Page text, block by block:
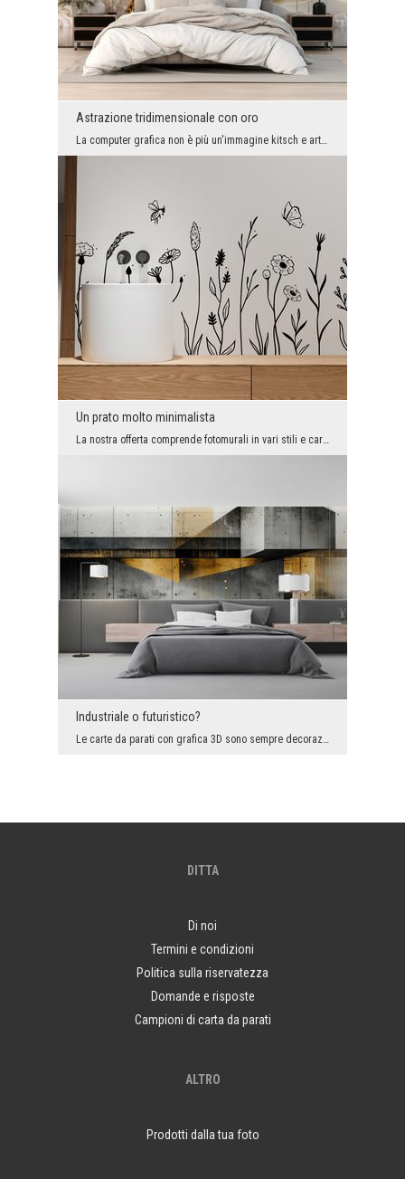
Astrazione tridimensionale con oro
La computer grafica non è più un'immagine kitsch e artificiale. Ora le varianti ispirate alla nat...
Un prato molto minimalista
La nostra offerta comprende fotomurali in vari stili e caratteri, così ognuno troverà qualcosa di...
Industriale o futuristico?
Le carte da parati con grafica 3D sono sempre decorazioni uniche che cambiano spontaneamente la p...
DITTA
Di noi
Termini e condizioni
Politica sulla riservatezza
Domande e risposte
Campioni di carta da parati
ALTRO
Prodotti dalla tua foto